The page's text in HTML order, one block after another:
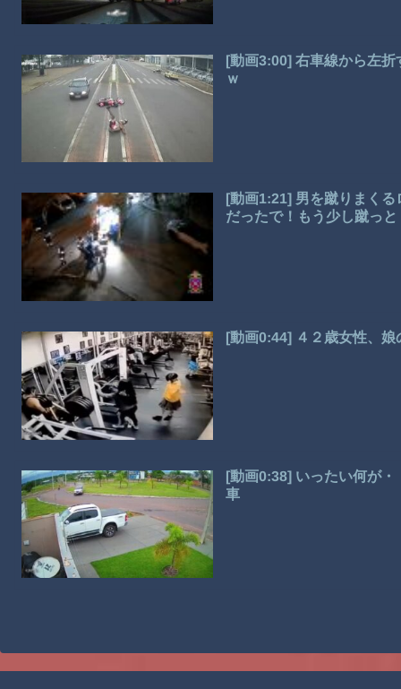
[動画3:00] 右車線から左
ｗ
[動画1:21] 男を蹴りまく
だったで！もう少し蹴っ
[動画0:44] ４２歳女性、
[動画0:38] いったい何が
車